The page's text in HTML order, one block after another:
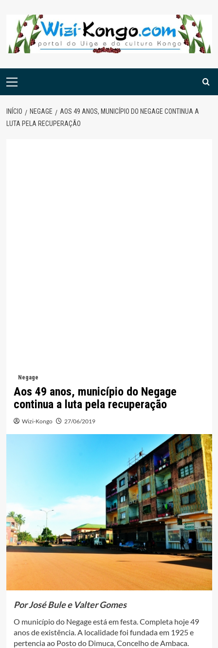
content
Menu
INÍCIO NEGAGE
AOS 49 ANOS, MUNICÍPIO DO NEGAGE CONTINUA A
LUTA PELA RECUPERAÇÃO
Negage
Aos 49 anos, município do Negage
continua a luta pela recuperação
Wizi-Kongo 27/06/2019
Por José Bule e Valter Gomes
O município do Negage está em festa. Completa hoje 49
anos de existência. A localidade foi fundada em 1925 e
pertencia ao Posto do Dimuca, Concelho de Ambaca.